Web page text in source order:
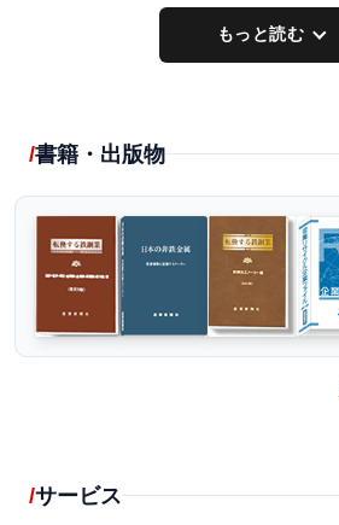
もっと読む
書籍・出版物
サービス